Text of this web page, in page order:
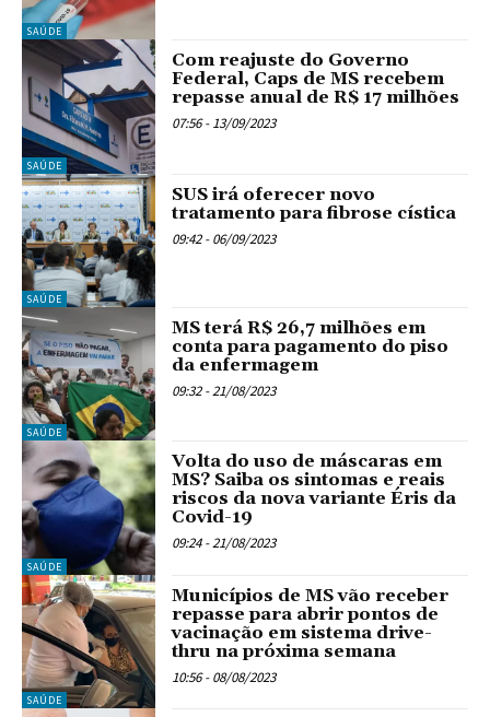
SAÚDE
SAÚDE
Com reajuste do Governo
Federal, Caps de MS recebem
repasse anual de R$ 17 milhões
07:56 - 13/09/2023
SAÚDE
SUS irá oferecer novo
tratamento para fibrose cística
09:42 - 06/09/2023
SAÚDE
MS terá R$ 26,7 milhões em
conta para pagamento do piso
da enfermagem
09:32 - 21/08/2023
SAÚDE
Volta do uso de máscaras em
MS? Saiba os sintomas e reais
riscos da nova variante Éris da
Covid-19
09:24 - 21/08/2023
SAÚDE
Municípios de MS vão receber
repasse para abrir pontos de
vacinação em sistema drive-
thru na próxima semana
10:56 - 08/08/2023